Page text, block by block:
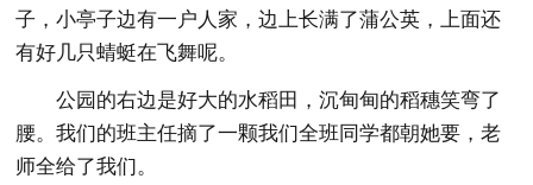
子，小亭子边有一户人家，边上长满了蒲公英，上面还
有好几只蜻蜓在飞舞呢。
公园的右边是好大的水稻田，沉甸甸的稻穗笑弯了
腰。我们的班主任摘了一颗我们全班同学都朝她要，老
师全给了我们。